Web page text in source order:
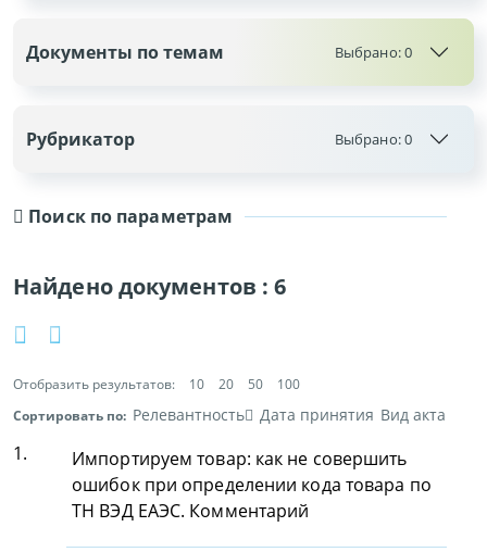
Поиск по параметрам
Найдено документов :6
Отобразить результатов: 10 20 50
100
Сортировать по: Релевантность Дата принятия Вид акта
1.
Импортируем товар: как не совершить
ошибок при определении кода товара по
ТН ВЭД ЕАЭС. Комментарий
Документы по темам Выбрано:0
Рубрикатор Выбрано:0